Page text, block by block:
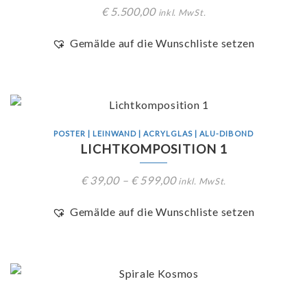
€5.500,00 inkl. MwSt.
Gemälde auf die Wunschliste setzen
POSTER | LEINWAND | ACRYLGLAS | ALU-DIBOND
LICHTKOMPOSITION 1
€39,00– €599,00 inkl. MwSt.
Gemälde auf die Wunschliste setzen